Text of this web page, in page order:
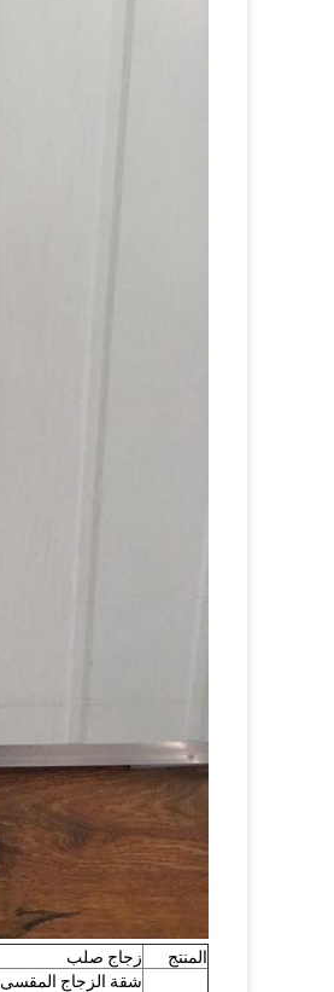
المنتج زجاج صلب
شقة الزجاج المقسى